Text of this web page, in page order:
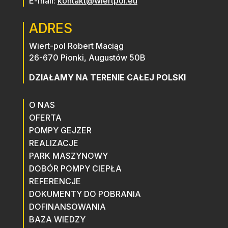
ADRES
Wiert-pol Robert Maciąg
26-670 Pionki, Augustów 50B
DZIAŁAMY NA TERENIE CAŁEJ POLSKI
O NAS
OFERTA
POMPY GEJZER
REALIZACJE
PARK MASZYNOWY
DOBÓR POMPY CIEPŁA
REFERENCJE
DOKUMENTY DO POBRANIA
DOFINANSOWANIA
BAZA WIEDZY